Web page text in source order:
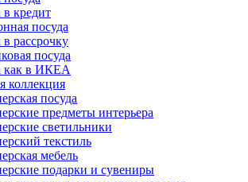
в кредит
посуда
рассрочку
посуда
как в ИКЕА
коллекция
посуда
предметы интерьера
светильники
текстиль
мебель
подарки и сувениры